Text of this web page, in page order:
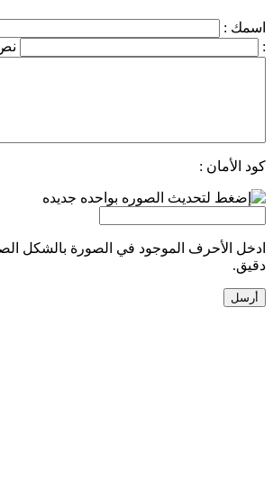
اسمك :
:
كود الأمان :
ادخل الأحرف الموجود في الصورة بالشكل
دقيق.